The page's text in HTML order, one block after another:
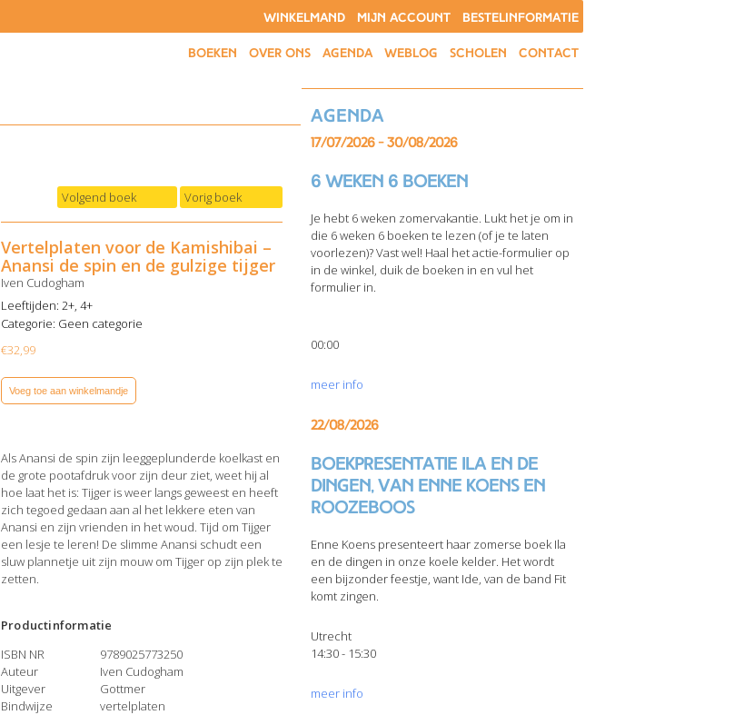
WINKELMAND MIJN ACCOUNT BESTELINFORMATIE
BOEKEN OVER ONS AGENDA WEBLOG SCHOLEN CONTACT
Volgend boek Vorig boek
Vertelplaten voor de Kamishibai –
Anansi de spin en de gulzige tijger
Iven Cudogham
Leeftijden: 2+, 4+
Categorie: Geen categorie
€32,99
Voeg toe aan winkelmandje
Als Anansi de spin zijn leeggeplunderde koelkast en
de grote pootafdruk voor zijn deur ziet, weet hij al
hoe laat het is: Tijger is weer langs geweest en heeft
zich tegoed gedaan aan al het lekkere eten van
Anansi en zijn vrienden in het woud. Tijd om Tijger
een lesje te leren! De slimme Anansi schudt een
sluw plannetje uit zijn mouw om Tijger op zijn plek te
zetten.
Productinformatie
ISBN NR
9789025773250
Auteur
Iven Cudogham
Uitgever
Gottmer
Bindwijze
vertelplaten
Agenda
17/07/2026 - 30/08/2026
6 weken 6 boeken
Je hebt 6 weken zomervakantie. Lukt het je om in
die 6 weken 6 boeken te lezen (of je te laten
voorlezen)? Vast wel! Haal het actie-formulier op
in de winkel, duik de boeken in en vul het
formulier in.
00:00
meer info
22/08/2026
Boekpresentatie Ila en de
dingen, van Enne Koens en
Roozeboos
Enne Koens presenteert haar zomerse boek Ila
en de dingen in onze koele kelder. Het wordt
een bijzonder feestje, want Ide, van de band Fit
komt zingen.
Utrecht
14:30 - 15:30
meer info